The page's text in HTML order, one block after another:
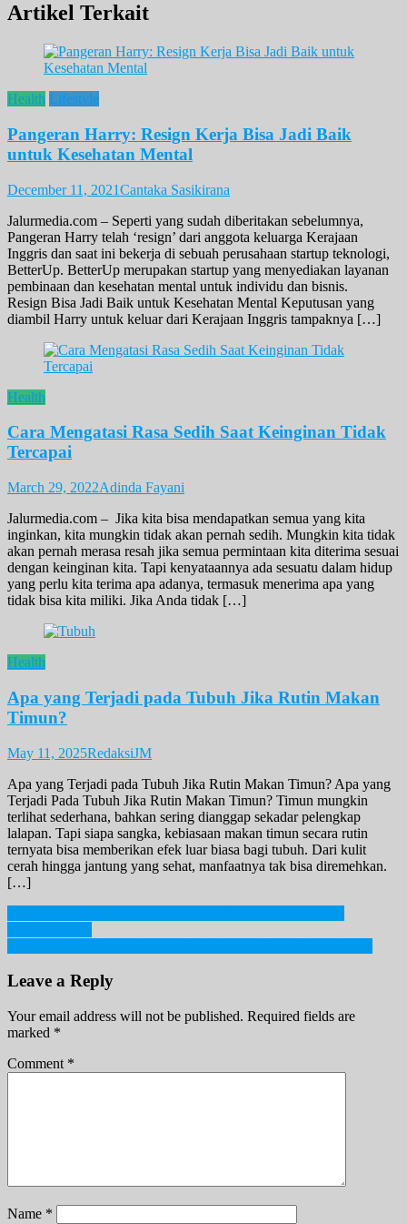
Artikel Terkait
Health Lifestyle
Pangeran Harry: Resign Kerja Bisa Jadi Baik
untuk Kesehatan Mental
December 11, 2021Cantaka Sasikirana
Jalurmedia.com – Seperti yang sudah diberitakan sebelumnya,
Pangeran Harry telah ‘resign’ dari anggota keluarga Kerajaan
Inggris dan saat ini bekerja di sebuah perusahaan startup teknologi,
BetterUp. BetterUp merupakan startup yang menyediakan layanan
pembinaan dan kesehatan mental untuk individu dan bisnis.
Resign Bisa Jadi Baik untuk Kesehatan Mental Keputusan yang
diambil Harry untuk keluar dari Kerajaan Inggris tampaknya […]
Health
Cara Mengatasi Rasa Sedih Saat Keinginan Tidak
Tercapai
March 29, 2022Adinda Fayani
Jalurmedia.com – Jika kita bisa mendapatkan semua yang kita
inginkan, kita mungkin tidak akan pernah sedih. Mungkin kita tidak
akan pernah merasa resah jika semua permintaan kita diterima sesuai
dengan keinginan kita. Tapi kenyataannya ada sesuatu dalam hidup
yang perlu kita terima apa adanya, termasuk menerima apa yang
tidak bisa kita miliki. Jika Anda tidak […]
Health
Apa yang Terjadi pada Tubuh Jika Rutin Makan
Timun?
May 11, 2025RedaksiJM
Apa yang Terjadi pada Tubuh Jika Rutin Makan Timun? Apa yang
Terjadi Pada Tubuh Jika Rutin Makan Timun? Timun mungkin
terlihat sederhana, bahkan sering dianggap sekadar pelengkap
lalapan. Tapi siapa sangka, kebiasaan makan timun secara rutin
ternyata bisa memberikan efek luar biasa bagi tubuh. Dari kulit
cerah hingga jantung yang sehat, manfaatnya tak bisa diremehkan.
[…]
Post
navigation
Leave a Reply
Your email address will not be published. Required fields are
marked *
Comment *
Name *